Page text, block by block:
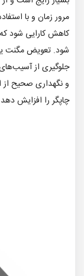
مرور زمان و با
کاهش کارایی شود
شود. تعویض مگنت
جلوگیری از
و نگهداری صحیح از
چاپگر را افزایش